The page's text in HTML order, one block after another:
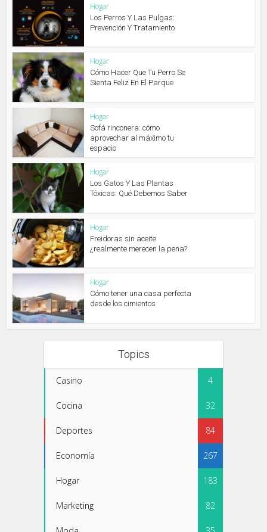
Hogar
Los Perros Y Las Pulgas:
Prevención Y Tratamiento
Hogar
Cómo Hacer Que Tu Perro Se
Sienta Feliz En El Parque
Hogar
Sofá rinconera: cómo
aprovechar al máximo tu
espacio
Hogar
Los Gatos Y Las Plantas
Tóxicas: Qué Debemos Saber
Hogar
Freidoras sin aceite
¿realmente merecen la pena?
Hogar
Cómo tener una casa perfecta
desde los cimientos
Topics
Casino 4
Cocina 32
Deportes 84
Economía 267
Hogar 183
Marketing 82